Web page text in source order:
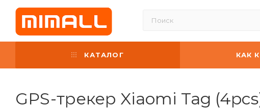
КАТАЛОГ КАК
GPS-трекер Xiaomi Tag